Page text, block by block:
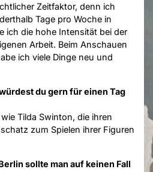
Zeitfaktor, denn ich
Tage pro Woche in
ich die hohe Intensität bei der
Arbeit. Beim Anschauen
ich viele Dinge neu und
du gern für einen Tag
Tilda Swinton, die ihren
zum Spielen ihrer Figuren
sollte man auf keinen Fall